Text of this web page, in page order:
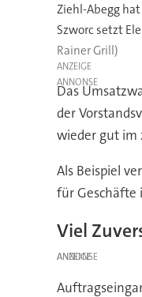
Ziehl-Abegg
Szworc setzt
Rainer Grill)
ANZEIGE
Das
der
wieder gut im
Als Beispiel
für Geschäfte
Viel
ANZEIGE